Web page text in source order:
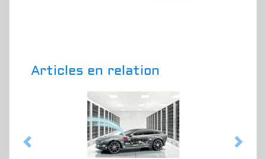
Articles en relation
Previous Next